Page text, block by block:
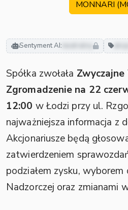
MONNARI
Sentyment AI: neutralny
Spółka zwołała
Zgromadzenie na 22
12:00 w Łodzi przy ul.
najważniejsza informacja z
Akcjonariusze będą
zatwierdzeniem
podziałem zysku, wyborem
Nadzorczej oraz zmianami